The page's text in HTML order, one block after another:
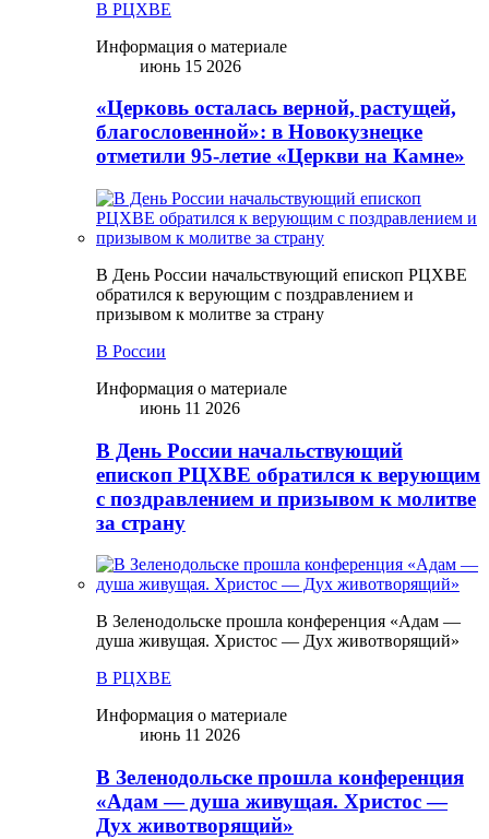
В РЦХВЕ
Информация о материале
июнь 15 2026
«Церковь осталась верной, растущей,
благословенной»: в Новокузнецке
отметили 95-летие «Церкви на Камне»
В День России начальствующий епископ РЦХВЕ
обратился к верующим с поздравлением и
призывом к молитве за страну
В России
Информация о материале
июнь 11 2026
В День России начальствующий
епископ РЦХВЕ обратился к верующим
с поздравлением и призывом к молитве
за страну
В Зеленодольске прошла конференция «Адам —
душа живущая. Христос — Дух животворящий»
В РЦХВЕ
Информация о материале
июнь 11 2026
В Зеленодольске прошла конференция
«Адам — душа живущая. Христос —
Дух животворящий»